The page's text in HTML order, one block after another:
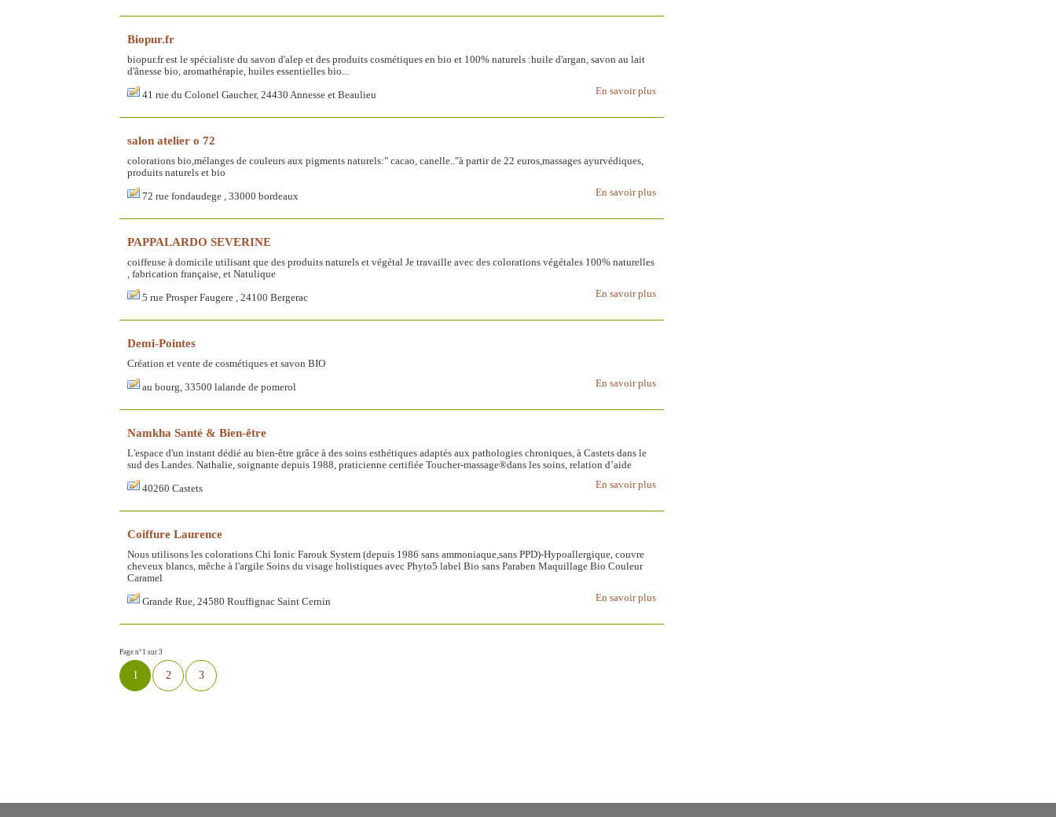
Biopur.fr
biopur.fr est le spécialiste du savon d'alep et des produits cosmétiques en bio et 100% naturels :huile d'argan, savon au lait
d'ânesse bio, aromathérapie, huiles essentielles bio...
En savoir plus
41 rue du Colonel Gaucher, 24430 Annesse et Beaulieu
salon atelier o 72
colorations bio,mélanges de couleurs aux pigments naturels:" cacao, canelle.."à partir de 22 euros,massages ayurvédiques,
produits naturels et bio
En savoir plus
72 rue fondaudege , 33000 bordeaux
PAPPALARDO SEVERINE
coiffeuse à domicile utilisant que des produits naturels et végétal Je travaille avec des colorations végétales 100% naturelles
, fabrication française, et Natulique
En savoir plus
5 rue Prosper Faugere , 24100 Bergerac
Demi-Pointes
Création et vente de cosmétiques et savon BIO
En savoir plus
au bourg, 33500 lalande de pomerol
Namkha Santé & Bien-être
L'espace d'un instant dédié au bien-être grâce à des soins esthétiques adaptés aux pathologies chroniques, à Castets dans le
sud des Landes. Nathalie, soignante depuis 1988, praticienne certifiée Toucher-massage®dans les soins, relation d’aide
En savoir plus
40260 Castets
Coiffure Laurence
Nous utilisons les colorations Chi Ionic Farouk System (depuis 1986 sans ammoniaque,sans PPD)-Hypoallergique, couvre
cheveux blancs, mêche à l'argile Soins du visage holistiques avec Phyto5 label Bio sans Paraben Maquillage Bio Couleur
Caramel
En savoir plus
Grande Rue, 24580 Rouffignac Saint Cernin
Page n°1 sur 3
1 2 3